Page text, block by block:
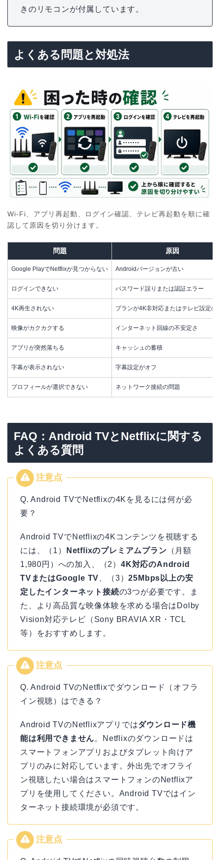
きのリモコンが付属しています。
よくある問題と対処法
Wi-Fi、アプリ再起動、ログイン確認、テレビ再起動を順に確
認して原因を切り分けます。
問題 原因
Google PlayでNetflixが見つからない Androidバージョンが古い
ログインできない パスワード誤りまたは認証エラー
4K再生されない プランが4K非対応またはテレビ設定の
映像がカクカクする インターネット回線の不安定さ
アプリが突然落ちる キャッシュの蓄積
字幕が表示されない 字幕設定がオフ
プロフィールが選択できない ネットワーク接続の問題
FAQ：Android TVとNetflixに関する
よくある質問
Q. Android TVでNetflixの4Kを見るには何が必
要？
Android TVでNetflixの4Kコンテンツを視聴する
には、（1）
Netflixのプレミアムプラン （月額
1,980円）への加入、（2） 4K対応のAndroid
TVまたはGoogle TV 、（3）25Mbps以上の安
定したインターネット接続の3つが必要です。ま
た、より高品質な映像体験を求める場合はDolby
Vision対応テレビ（Sony BRAVIA XR・TCL
等）をおすすめします。
Q. Android TVのNetflixでダウンロード（オフラ
イン視聴）はできる？
Android TVのNetflixアプリではダウンロード機
能は利用できません。Netflixのダウンロードは
スマートフォンアプリおよびタブレット向けア
プリのみに対応しています。外出先でオフライ
ン視聴したい場合はスマートフォンのNetflixア
プリを使用してください。Android TVではイン
ターネット接続環境が必須です。